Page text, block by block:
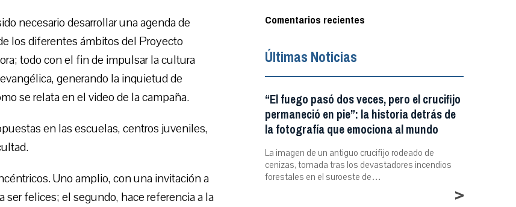
necesario desarrollar una agenda de
los diferentes ámbitos del Proyecto
todo con el fin de impulsar la cultura
generando la inquietud de
se relata en el video de la campaña.
en las escuelas, centros juveniles,
Uno amplio, con una invitación a
ser felices; el segundo, hace referencia a la
Comentarios recientes
Últimas Noticias
“El fuego pasó dos veces, pero el crucifijo
permaneció en pie”: la historia detrás de
la fotografía que emociona al mundo
La imagen de un antiguo crucifijo rodeado de
cenizas, tomada tras los devastadores incendios
forestales en el suroeste de…
>